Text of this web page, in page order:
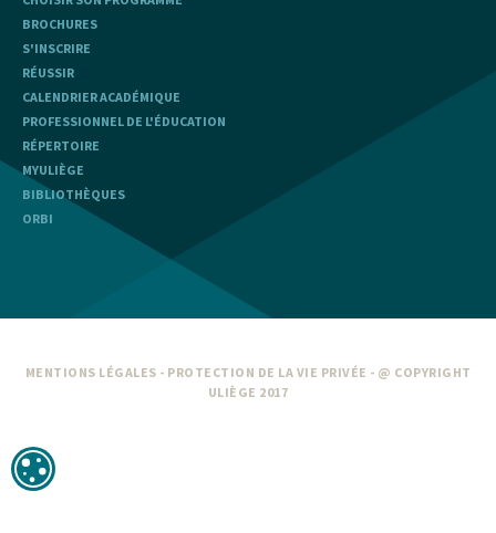
BROCHURES
S'INSCRIRE
RÉUSSIR
CALENDRIER ACADÉMIQUE
PROFESSIONNEL DE L'ÉDUCATION
RÉPERTOIRE
MYULIÈGE
BIBLIOTHÈQUES
ORBI
MENTIONS LÉGALES - PROTECTION DE LA VIE PRIVÉE - @ COPYRIGHT
ULIÈGE 2017